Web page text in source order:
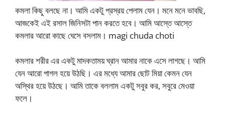
কমলা কিছু বলছে না। আমি একটু প্রস্রয় পেলাম যেন। মনে মনে ভাবছি,
আজকেই এই রসাল জিনিসটা পান করতে হবে। আমি আস্তে আস্তে
কমলার আরো কাছে ঘেসে বসলাম। magi chuda choti
কমলার শরীর এর একটু মাদকতাময় ঘ্রান আমার নাকে এসে লাগছে। আমি
যেন আরো পাগল হয়ে উঠছি। এর মধ্যে আমার ছোট মিয়া কেমন যেন
অস্থির হয়ে উঠছে। আমি তাকে বললাম একটু সবুর কর, সবুরে মেওয়া
ফলে।